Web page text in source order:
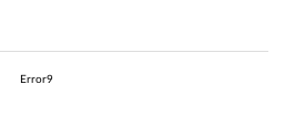
Error9